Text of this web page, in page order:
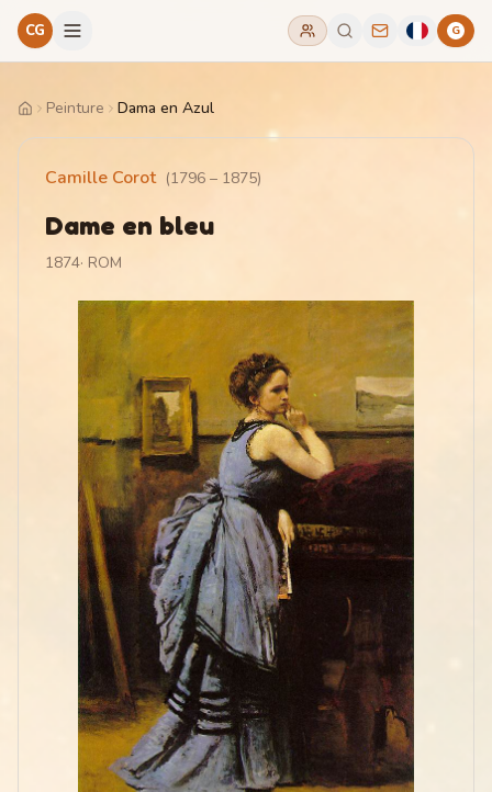
CG G
HomePeinture Dama en Azul
Camille Corot (1796 – 1875)
Dame en bleu
1874· ROM